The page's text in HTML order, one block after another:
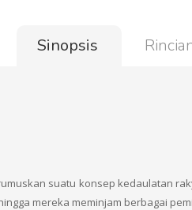
Sinopsis
suatu konsep kedaulatan
mereka meminjam berbagai